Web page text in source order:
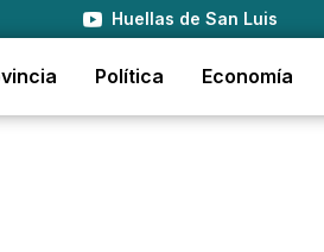
Huellas de San Luis
Política Economía